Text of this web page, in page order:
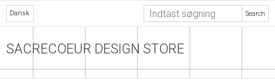
Dansk Search
SACRECOEUR DESIGN STORE